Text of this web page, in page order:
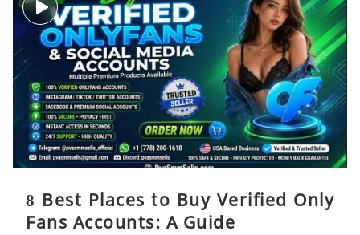
8 Best Places to Buy Verified Only
Fans Accounts: A Guide